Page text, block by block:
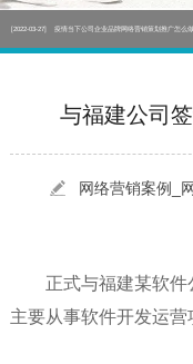
[2022-03-27] 疫情当下公司企业品牌网络营销策划推广怎么
实体门店如何做网络推广吸引客户，实体店网
疫情当下公司企业品牌网络营销策划推广怎么
与福建公司
网络营销案例_
正式与福建某软件
主要从事软件开发运营